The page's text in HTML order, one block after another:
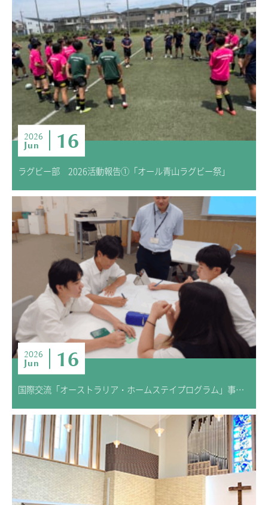
2026
Jun 16
ラグビー部 2026活動報告①「オール青山ラグビー祭」
2026
Jun 16
国際交流「オーストラリア・ホームステイプログラム」事前学習スタート！